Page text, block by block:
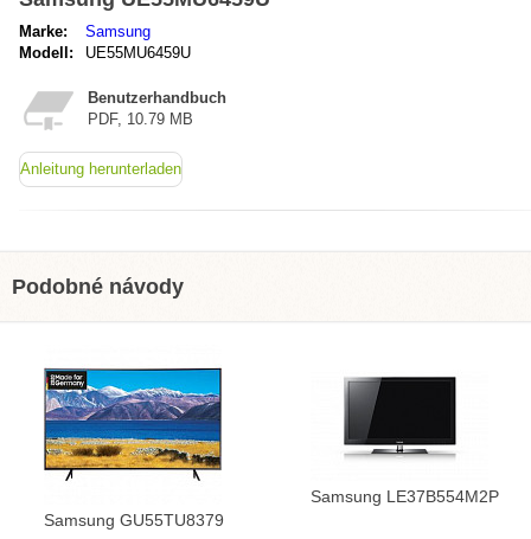
Marke:
Samsung
Modell:
UE55MU6459U
Benutzerhandbuch
PDF, 10.79 MB
Anleitung herunterladen
Podobné návody
Samsung GU55TU8379
Samsung LE37B554M2P